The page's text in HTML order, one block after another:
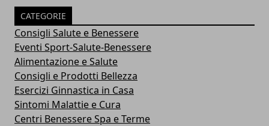
CATEGORIE
Consigli Salute e Benessere
Eventi Sport-Salute-Benessere
Alimentazione e Salute
Consigli e Prodotti Bellezza
Esercizi Ginnastica in Casa
Sintomi Malattie e Cura
Centri Benessere Spa e Terme